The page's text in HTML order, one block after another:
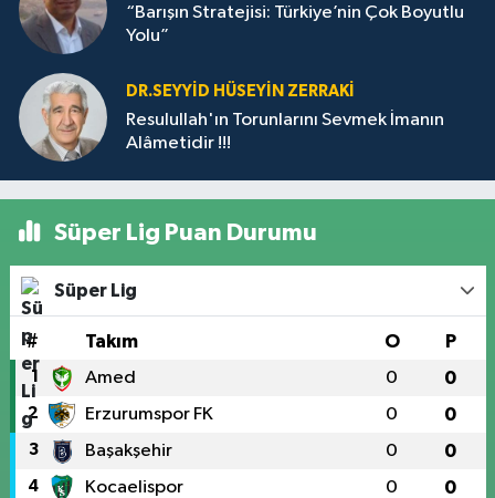
“Barışın Stratejisi: Türkiye’nin Çok Boyutlu
Yolu”
DR.SEYYID HÜSEYIN ZERRAKI
Resulullah'ın Torunlarını Sevmek İmanın
Alâmetidir !!!
Süper Lig Puan Durumu
Süper Lig
# Takım O P
1 Amed 0 0
2 Erzurumspor FK 0 0
3 Başakşehir 0 0
4 Kocaelispor 0 0